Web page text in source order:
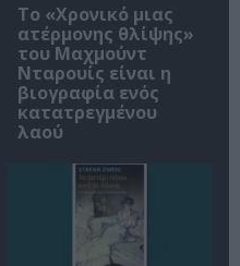
Το «Χρονικό μιας
ατέρμονης θλίψης»
του Μαχμούντ
Νταρουίς είναι η
βιογραφία ενός
κατατρεγμένου
λαού